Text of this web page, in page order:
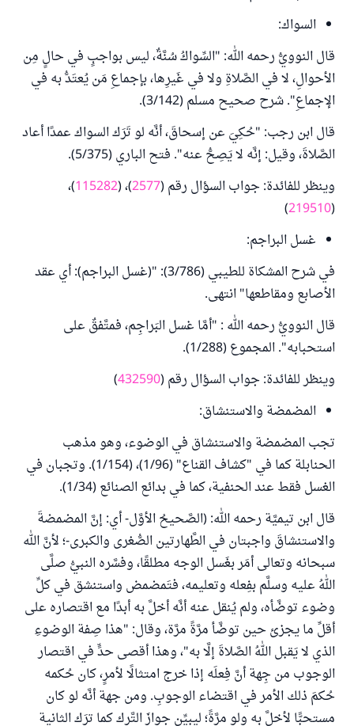
السواك:
قال النوويُّ رحمه الله: "السِّواكُ سُنَّةٌ، ليس بواجبٍ في حالٍ مِن
الأحوالِ، لا في الصَّلاةِ ولا في غَيرِها، بإجماعِ مَن يُعتَدُّ به في
الإجماعِ". شرح صحيح مسلم (3/142).
قال ابن رجب: "حُكِيَ عن إسحاقَ، أنَّه لو تَرَك السواك عمدًا أعاد
الصَّلاةَ، وقيل: إنَّه لا يَصِحُّ عنه". فتح الباري (5/375).
وينظر للفائدة: جواب السؤال رقم (2577)، (115282)،
(
219510
)
غسل البراجم:
في شرح المشكاة للطيبي (3/786): "(غسل البراجم): أي عقد
الأصابع ومقاطعها" انتهى.
قال النوويُّ رحمه الله : "أمَّا غسل البَراجِم، فمتَّفقٌ على
استحبابه". المجموع (1/288).
وينظر للفائدة: جواب السؤال رقم (432590
)
المضمضة والاستنشاق:
تجب المضمضة والاستنشاق في الوضوء، وهو مذهب
الحنابلة كما في "كشاف القناع" (1/96)، (1/154). وتجبان في
الغسل فقط عند الحنفية، كما في بدائع الصنائع (1/34).
قال ابن تيميَّة رحمه الله: (الصَّحيحُ الأوَّل- أي: إنَّ المضمضةَ
والاستنشاقَ واجبتان في الطَّهارتين الصُّغرى والكبرى-؛ لأنَّ الله
سبحانه وتعالى أمَر بغَسل الوجه مطلقًا، وفسَّره النبيُّ صلَّى
اللهُ عليه وسلَّم بفِعله وتعليمه، فتَمضمض واستنشق في كلِّ
وضوء توضَّأه، ولم يُنقل عنه أنَّه أخلَّ به أبدًا مع اقتصاره على
أقلِّ ما يجزئ حين توضَّأ مرَّةً مرَّة، وقال: "هذا صِفة الوضوءِ
الذي لا يَقبل اللهُ الصَّلاةَ إلَّا به"، وهذا أقصى حدٍّ في اقتصار
الوجوب من جِهة أنَّ فِعلَه إذا خرج امتثالًا لأمرٍ، كان حُكمه
حُكمَ ذلك الأمر في اقتضاء الوجوبِ. ومن جهة أنَّه لو كان
مستحبًّا لأخلَّ به ولو مرَّةً؛ ليبيِّن جوازَ التَّرك كما ترَك الثانية